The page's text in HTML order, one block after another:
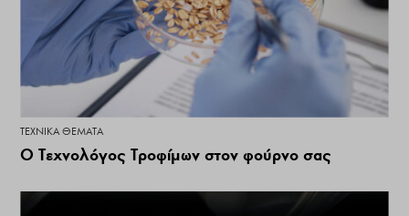
ΤΕΧΝΙΚΆ ΘΈΜΑΤΑ
Ο Τεχνολόγος Τροφίμων στον φούρνο σας